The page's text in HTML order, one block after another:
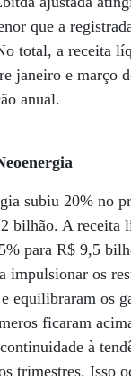
que a
total, a receita
janeiro e março
anual.
subiu 20% no
bilhão. A receita
para R$ 9,5
impulsionar os
equilibraram os
ficaram
à
trimestres. Isso